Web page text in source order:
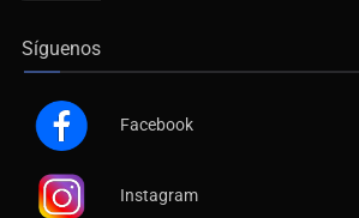
Síguenos
Facebook
Instagram